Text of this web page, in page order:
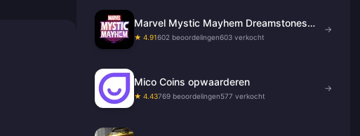
Marvel Mystic Mayhem Dreamstones
opwaarderen
★ 4.91602 beoordelingen603 verkocht
→
Mico Coins opwaarderen
★ 4.43769 beoordelingen577 verkocht
→